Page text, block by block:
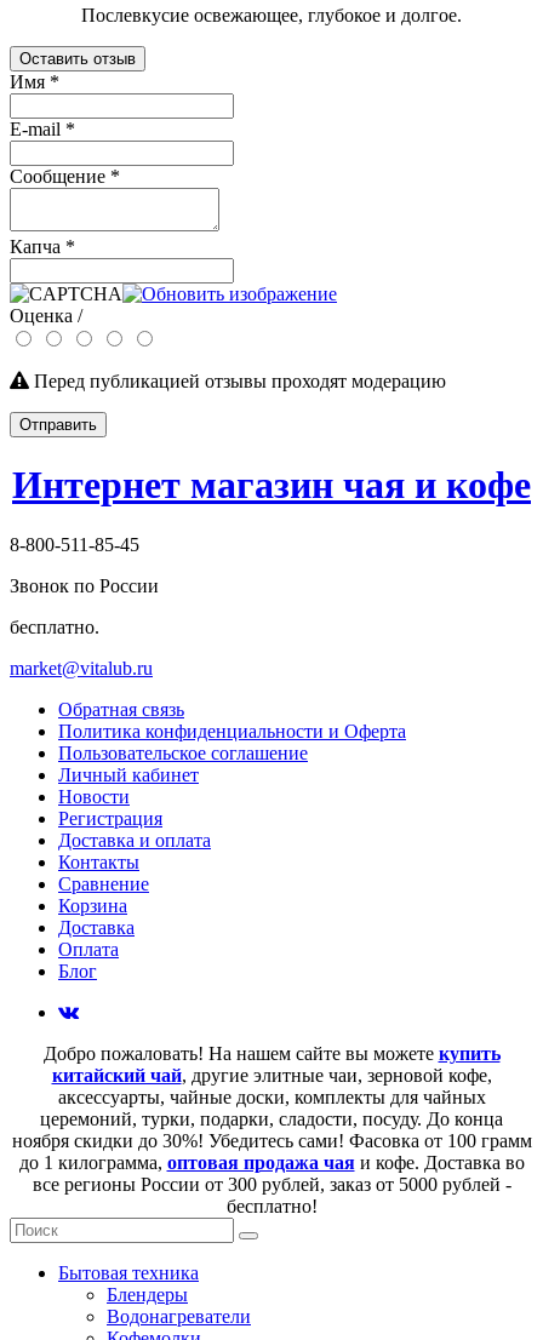
Послевкусие освежающее, глубокое и долгое.
Оставить отзыв
Имя *
E-mail *
Сообщение *
Капча *
Оценка /
Перед публикацией отзывы проходят модерацию
Отправить
Интернет магазин чая и кофе
8-800-511-85-45
Звонок по России
бесплатно.
market@vitalub.ru
Обратная связь
Политика конфиденциальности и Оферта
Пользовательское соглашение
Личный кабинет
Новости
Регистрация
Доставка и оплата
Контакты
Сравнение
Корзина
Доставка
Оплата
Блог
Добро пожаловать! На нашем сайте вы можете купить
китайский чай, другие элитные чаи, зерновой кофе,
аксессуарты, чайные доски, комплекты для чайных
церемоний, турки, подарки, сладости, посуду. До конца
ноября скидки до 30%! Убедитесь сами! Фасовка от 100 грамм
до 1 килограмма, оптовая продажа чаяи кофе. Доставка во
все регионы России от 300 рублей, заказ от 5000 рублей -
бесплатно!
Бытовая техника
Блендеры
Водонагреватели